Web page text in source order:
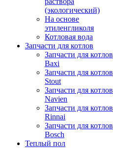
(экологический)
На основе
этиленгликоля
Котловая вода
Запчасти для котлов
Запчасти для котлов
Baxi
Запчасти для котлов
Stout
Запчасти для котлов
Navien
Запчасти для котлов
Rinnai
Запчасти для котлов
Bosch
Теплый пол